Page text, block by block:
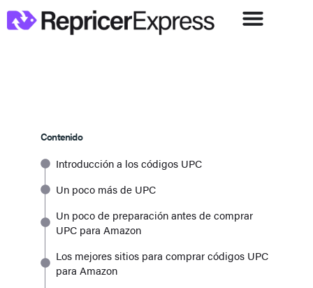
Contenido
Introducción a los códigos UPC
Un poco más de UPC
Un poco de preparación antes de comprar
UPC para Amazon
Los mejores sitios para comprar códigos UPC
para Amazon